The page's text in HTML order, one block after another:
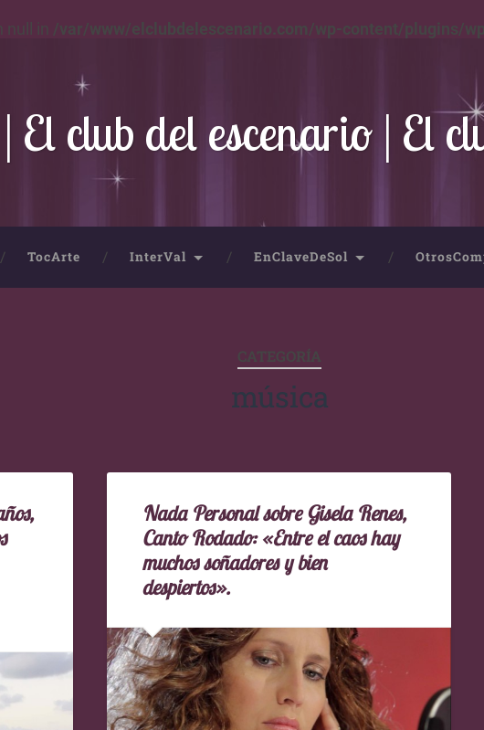
null in /var/www/elclubdelescenario.com/wp-content/plugins/
El club del escenario | El
TocArte InterVal EnClaveDeSol
CATEGORÍA
música
Nada Personal sobre Gisela Renes,
Canto Rodado: «Entre el caos hay
muchos soñadores y bien
despiertos».